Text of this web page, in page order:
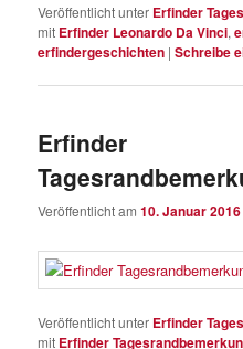
Veröffentlicht unter Erfinder
mit Erfinder Leonardo Da Vinci,
erfindergeschichten |Schreibe
Erfinder
Veröffentlicht am10. Januar 2016
Veröffentlicht unter Erfinder
mit Erfinder